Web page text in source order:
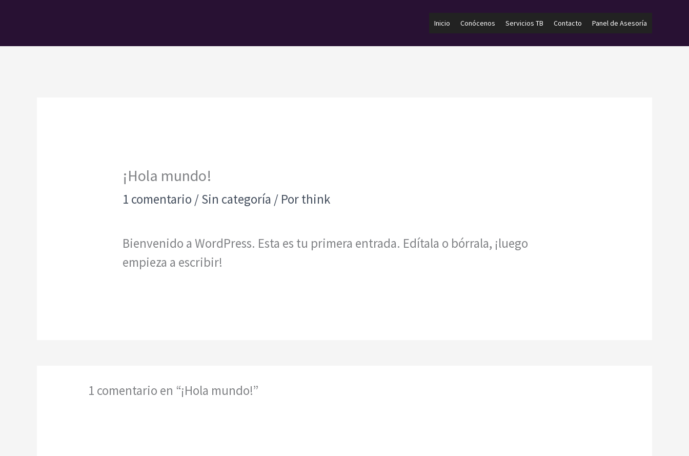
contenido
Inicio Conócenos Servicios TB Contacto Panel de Asesoría
¡Hola mundo!
1 comentario /Sin categoría / Porthink
Bienvenido a WordPress. Esta es tu primera entrada. Edítala o bórrala, ¡luego
empieza a escribir!
1 comentario en “¡Hola mundo!”